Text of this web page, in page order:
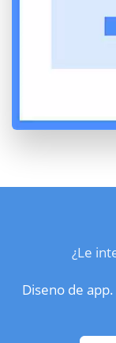
¿Le
Diseno de